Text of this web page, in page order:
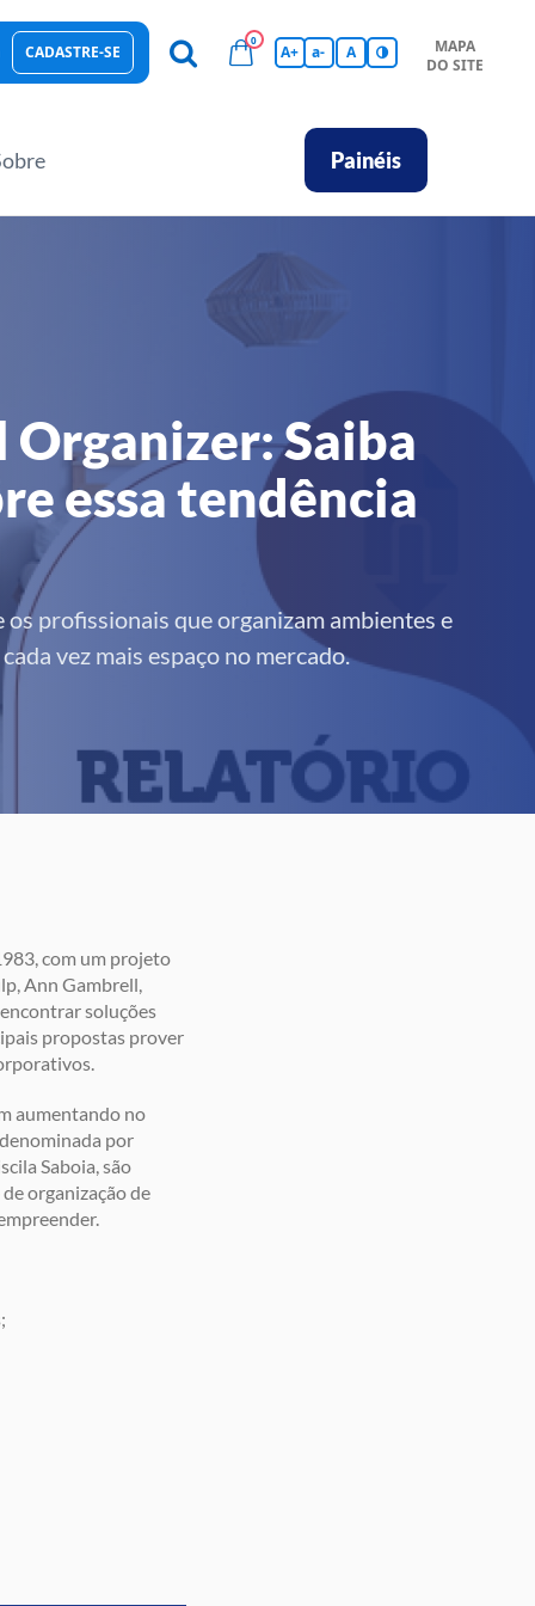
Hub de Conhecimentos
CADASTRE-SE
0
A+ a- A
MAPA
DO SITE
Painéis
Organizer: Saiba
essa tendência
os profissionais que organizam ambientes e
vez mais espaço no mercado.
com um projeto
Ann Gambrell,
soluções
propostas prover
aumentando no
por
Saboia, são
organização de